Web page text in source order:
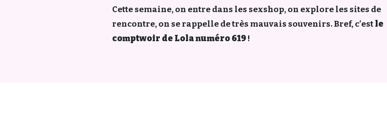
Cette semaine, on entre dans les sexshop, on explore les sites de
rencontre, on se rappelle de très mauvais souvenirs. Bref, c’estle
comptwoir de Lola numéro 619!